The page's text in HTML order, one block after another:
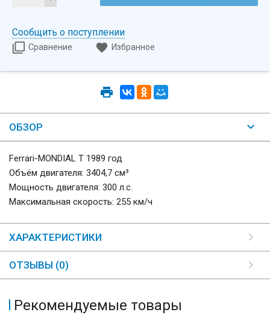
Сообщить о поступлении
Сравнение Избранное
ОБЗОР
Ferrari-MONDIAL T 1989 год
Объём двигателя: 3404,7 см³
Мощность двигателя: 300 л.с.
Максимальная скорость: 255 км/ч
ХАРАКТЕРИСТИКИ
ОТЗЫВЫ (0)
Рекомендуемые товары